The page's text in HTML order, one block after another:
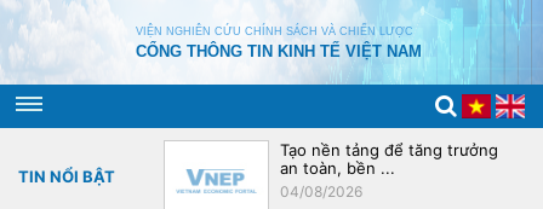
VIỆN NGHIÊN CỨU CHÍNH SÁCH VÀ CHIẾN LƯỢC
CỔNG THÔNG TIN KINH TẾ VIỆT NAM
TIN NỔI BẬT
Tạo nền tảng để tăng trưởng
an toàn, bền ...
04/08/2026